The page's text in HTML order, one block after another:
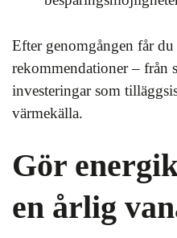
Efter genomgången får
rekommendationer – från
investeringar som
värmekälla.
Gör
en årlig